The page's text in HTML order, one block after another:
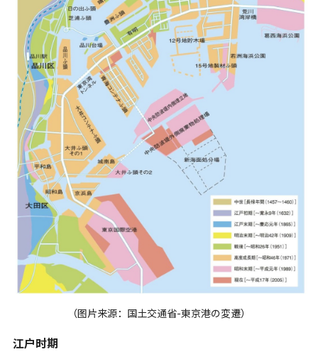
（图片来源：国土交通省-東京港の変遷）
江户时期